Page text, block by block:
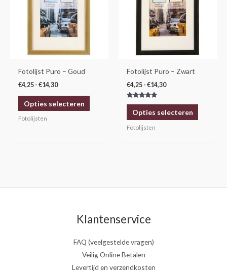
Fotolijst Puro – Goud
€4,25 - €14,30
Opties selecteren
kan
productpagina
Fotolijsten
Fotolijst Puro – Zwart
€4,25 - €14,30
Gewaardeerd
5.00
uit 5Opties selecteren
kan
de
Fotolijsten
Klantenservice
FAQ (veelgestelde vragen)
Veilig Online Betalen
Levertijd en verzendkosten